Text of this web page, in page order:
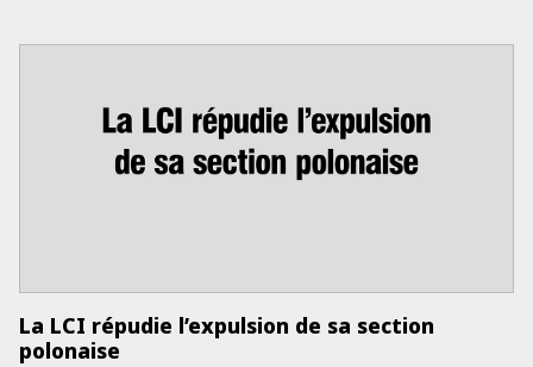
La LCI répudie l’expulsion de sa section
polonaise